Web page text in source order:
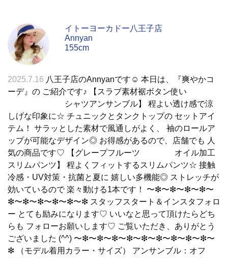
イトーヨーカドー八王子店
Annyan
155cm
2025.7.16 八王子店のAnnyanです☺︎ 本日は、『爽やかコ
ーデ』の ご紹介です♪ 【スラブ素材裾ボタン使い
シャツアンサンブル】 程よい透け感で涼
しげな印象に☆ チュニックとタンクトップの セットアイ
テム！ サラッとした素材で風通しがよく、 袖のロールア
ップが可能なデザイン◎ お得感があるので、店舗でも 人
気の商品です♡ 【グレープフルーツ オイル加工
スリムパンツ】 程よくフィットするスリムパンツ☆ 接触
冷感・UV対策・抗菌と夏に 嬉しい多機能◎ ストレッチが
効いているので 楽々動ける1本です！ 〜❇︎〜❇︎〜❇︎〜❇︎〜
❇︎〜❇︎〜❇︎〜❇︎〜❇︎〜❇︎ スタッフスタート＆インスタフォロ
ー とても励みになります♡ いいなと思って頂けたらどち
らも フォローお願いします♡ ご覧いただき、ありがとう
ございました (^^) 〜❇︎〜❇︎〜❇︎〜❇︎〜❇︎〜❇︎〜❇︎〜❇︎〜❇︎〜
❇︎ （モデル着用カラー・サイズ） アンサンブル：オフ